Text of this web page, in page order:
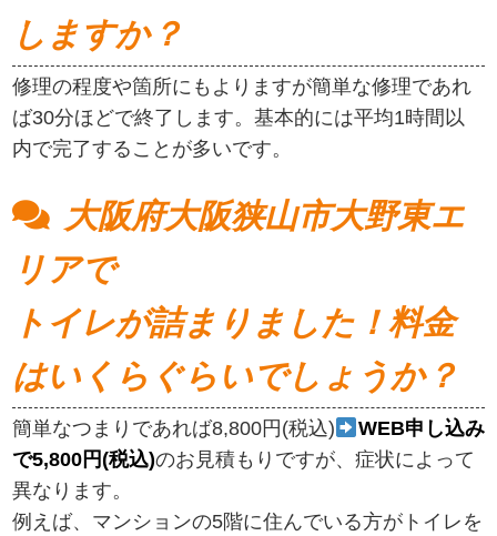
しますか？
修理の程度や箇所にもよりますが簡単な修理であれ
ば30分ほどで終了します。基本的には平均1時間以
内で完了することが多いです。
大阪府大阪狭山市大野東エ
リアで
トイレが詰まりました！料金
はいくらぐらいでしょうか？
簡単なつまりであれば8,800円(税込)
WEB申し込み
で5,800円(税込)のお見積もりですが、症状によって
異なります。
例えば、マンションの5階に住んでいる方がトイレを